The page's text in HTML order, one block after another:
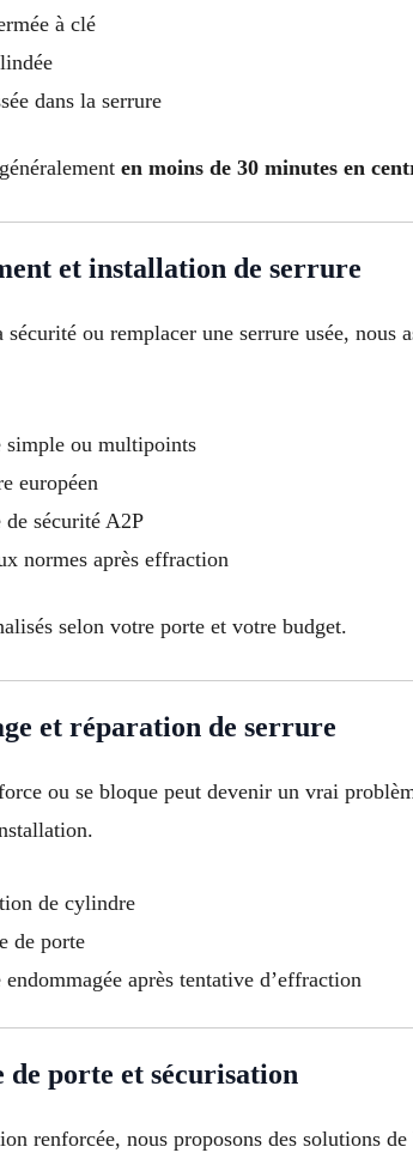
à clé
dans la serrure
en moins de 30 minutes en
et installation de serrure
ou remplacer une serrure usée, nous
simple ou multipoints
européen
de sécurité A2P
normes après effraction
selon votre porte et votre budget.
et réparation de serrure
ou se bloque peut devenir un vrai
de cylindre
de porte
endommagée après tentative d’effraction
de porte et sécurisation
renforcée, nous proposons des solutions de